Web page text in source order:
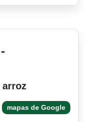
arroz
mapas de Google